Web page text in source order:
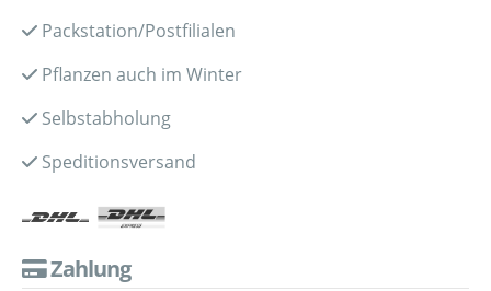
Packstation/Postfilialen
Pflanzen auch im Winter
Selbstabholung
Speditionsversand
Zahlung